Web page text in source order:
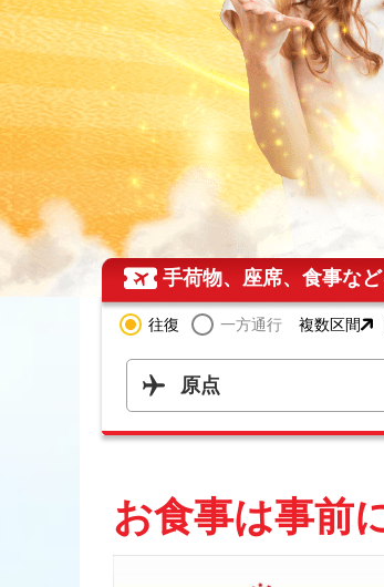
手荷物、座席、食事な
往復 一方通行 複数区間
原点
お食事は事前